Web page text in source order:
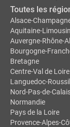
Toutes les
Alsace-
Aquitaine-
Auvergne-Rhône-
Bourgogne-
Bretagne
Centre-Val de Loire
Languedoc-
Nord-Pas-de-
Normandie
Pays de la Loire
Provence-Alpes-